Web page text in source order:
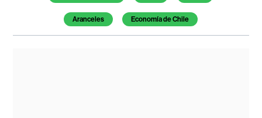
Aranceles Economía de Chile